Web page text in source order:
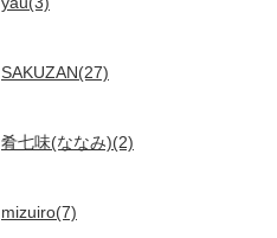
SAKUZAN(27)
肴七味(ななみ)(2)
mizuiro(7)